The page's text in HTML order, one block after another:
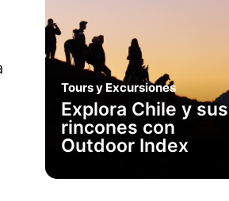
Tours y Excursiones
Explora Chile y sus
rincones con
Outdoor Index